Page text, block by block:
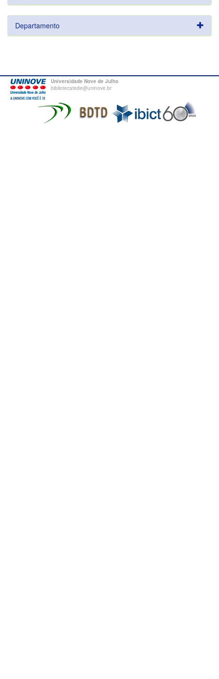
Departamento
Universidade Nove de Julho
bibliotecatede@uninove.br